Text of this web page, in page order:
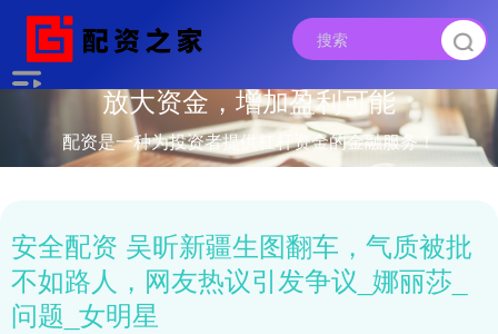
放大资金，增加盈利可能
配资是一种为投资者提供杠杆资金的金融服务！
安全配资 吴昕新疆生图翻车，气质被批
不如路人，网友热议引发争议_娜丽莎_
问题_女明星